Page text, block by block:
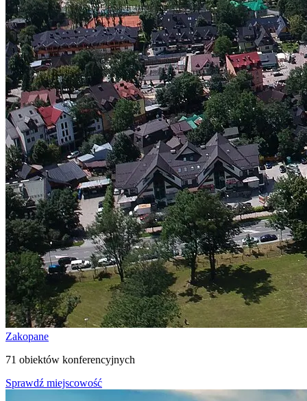
Zakopane
71 obiektów konferencyjnych
Sprawdź miejscowość